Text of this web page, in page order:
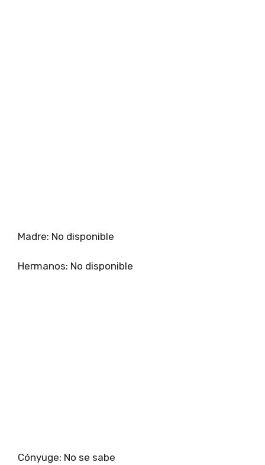
Madre: No disponible
Hermanos: No disponible
Cónyuge: No se sabe